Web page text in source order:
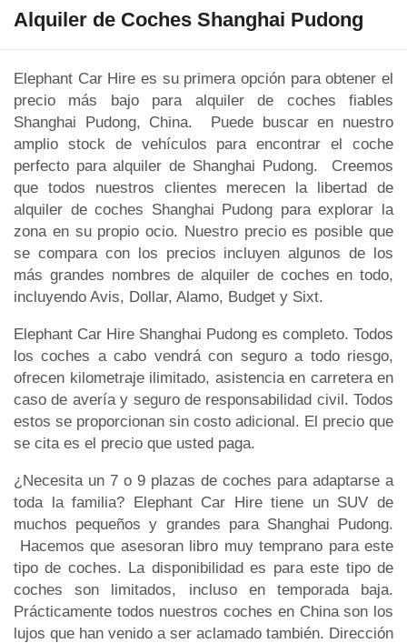
Alquiler de Coches Shanghai Pudong
Elephant Car Hire es su primera opción para obtener el
precio más bajo para alquiler de coches fiables
Shanghai Pudong, China. Puede buscar en nuestro
amplio stock de vehículos para encontrar el coche
perfecto para alquiler de Shanghai Pudong. Creemos
que todos nuestros clientes merecen la libertad de
alquiler de coches Shanghai Pudong para explorar la
zona en su propio ocio. Nuestro precio es posible que
se compara con los precios incluyen algunos de los
más grandes nombres de alquiler de coches en todo,
incluyendo Avis, Dollar, Alamo, Budget y Sixt.
Elephant Car Hire Shanghai Pudong es completo. Todos
los coches a cabo vendrá con seguro a todo riesgo,
ofrecen kilometraje ilimitado, asistencia en carretera en
caso de avería y seguro de responsabilidad civil. Todos
estos se proporcionan sin costo adicional. El precio que
se cita es el precio que usted paga.
¿Necesita un 7 o 9 plazas de coches para adaptarse a
toda la familia? Elephant Car Hire tiene un SUV de
muchos pequeños y grandes para Shanghai Pudong.
Hacemos que asesoran libro muy temprano para este
tipo de coches. La disponibilidad es para este tipo de
coches son limitados, incluso en temporada baja.
Prácticamente todos nuestros coches en China son los
lujos que han venido a ser aclamado también. Dirección